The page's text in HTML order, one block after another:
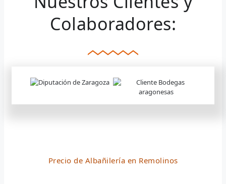
Colaboradores:
Precio de Albañilería en Remolinos